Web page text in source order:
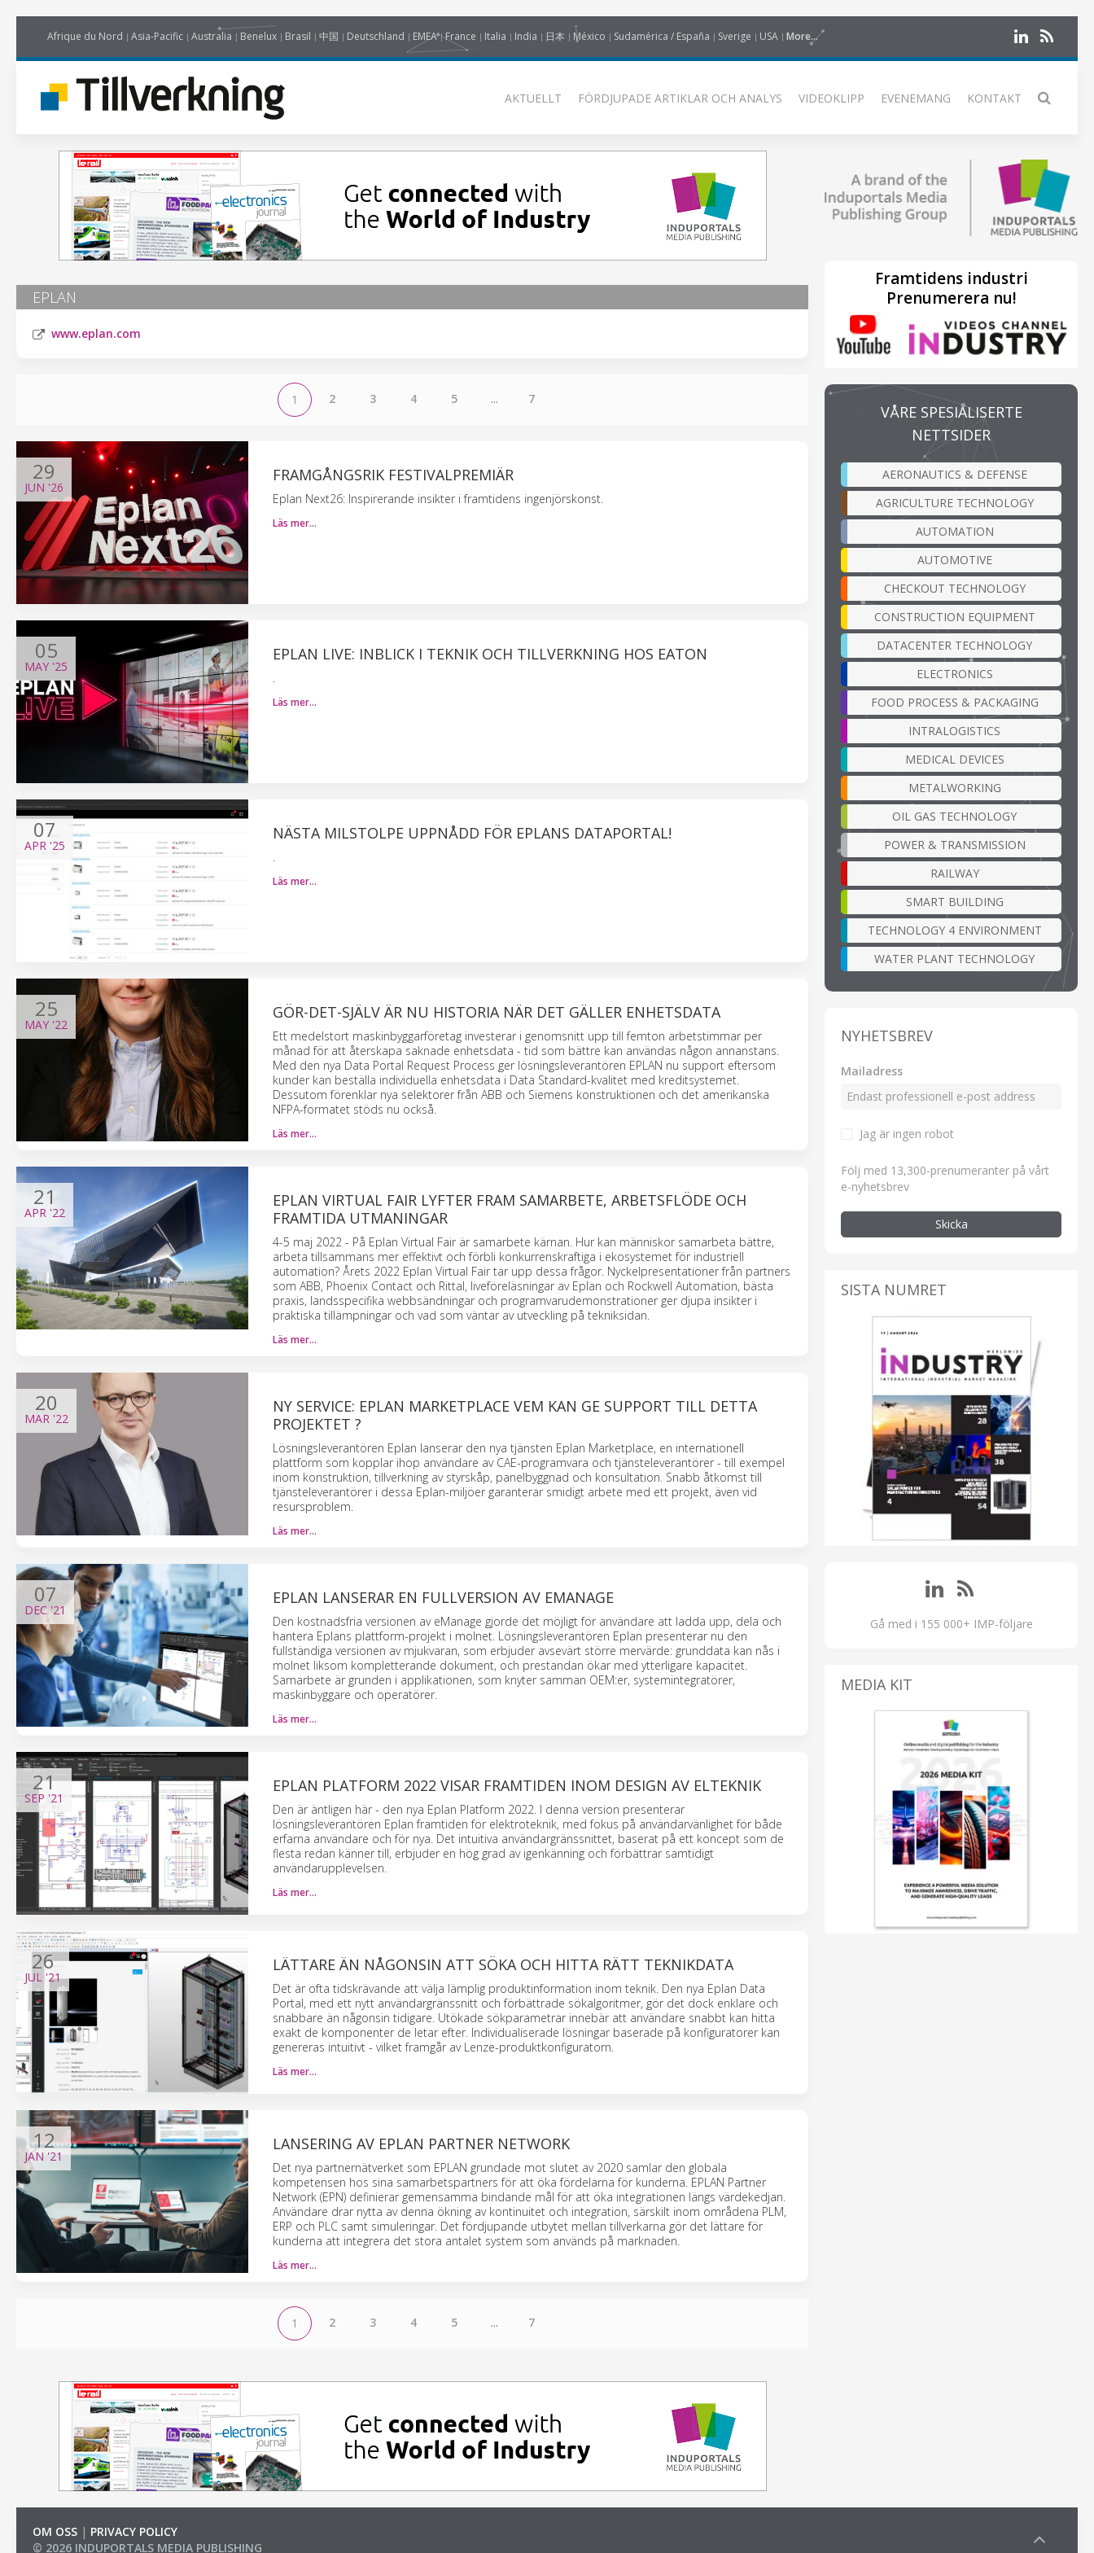
Afrique du Nord Asia-Pacific Australia Benelux Brasil 中国 Deutschland EMEA France Italia India 日本 México Sudamérica / España Sverige USA More...
AKTUELLT FÖRDJUPADE ARTIKLAR OCH ANALYS VIDEOKLIPP EVENEMANG KONTAKT
EPLAN
www.eplan.com
1 2 3 4 5 ... 7
29
JUN '26
FRAMGÅNGSRIK FESTIVALPREMIÄR
Eplan Next26: Inspirerande insikter i framtidens ingenjörskonst.
Läs mer…
05
MAY '25
EPLAN LIVE: INBLICK I TEKNIK OCH TILLVERKNING HOS EATON
.
Läs mer…
07
APR '25
NÄSTA MILSTOLPE UPPNÅDD FÖR EPLANS DATAPORTAL!
.
Läs mer…
25
MAY '22
GÖR-DET-SJÄLV ÄR NU HISTORIA NÄR DET GÄLLER ENHETSDATA
Ett medelstort maskinbyggarföretag investerar i genomsnitt upp till femton arbetstimmar per
månad för att återskapa saknade enhetsdata - tid som bättre kan användas någon annanstans.
Med den nya Data Portal Request Process ger lösningsleverantören EPLAN nu support eftersom
kunder kan beställa individuella enhetsdata i Data Standard-kvalitet med kreditsystemet.
Dessutom förenklar nya selektorer från ABB och Siemens konstruktionen och det amerikanska
NFPA-formatet stöds nu också.
Läs mer…
21
APR '22
EPLAN VIRTUAL FAIR LYFTER FRAM SAMARBETE, ARBETSFLÖDE OCH
FRAMTIDA UTMANINGAR
4-5 maj 2022 - På Eplan Virtual Fair är samarbete kärnan. Hur kan människor samarbeta bättre,
arbeta tillsammans mer effektivt och förbli konkurrenskraftiga i ekosystemet för industriell
automation? Årets 2022 Eplan Virtual Fair tar upp dessa frågor. Nyckelpresentationer från partners
som ABB, Phoenix Contact och Rittal, liveföreläsningar av Eplan och Rockwell Automation, bästa
praxis, landsspecifika webbsändningar och programvarudemonstrationer ger djupa insikter i
praktiska tillämpningar och vad som väntar av utveckling på tekniksidan.
Läs mer…
20
MAR '22
NY SERVICE: EPLAN MARKETPLACE VEM KAN GE SUPPORT TILL DETTA
PROJEKTET ?
Lösningsleverantören Eplan lanserar den nya tjänsten Eplan Marketplace, en internationell
plattform som kopplar ihop användare av CAE-programvara och tjänsteleverantörer - till exempel
inom konstruktion, tillverkning av styrskåp, panelbyggnad och konsultation. Snabb åtkomst till
tjänsteleverantörer i dessa Eplan-miljöer garanterar smidigt arbete med ett projekt, även vid
resursproblem.
Läs mer…
07
DEC'21
EPLAN LANSERAR EN FULLVERSION AV EMANAGE
Den kostnadsfria versionen av eManage gjorde det möjligt för användare att ladda upp, dela och
hantera Eplans plattform-projekt i molnet. Lösningsleverantören Eplan presenterar nu den
fullständiga versionen av mjukvaran, som erbjuder avsevärt större mervärde: grunddata kan nås i
molnet liksom kompletterande dokument, och prestandan ökar med ytterligare kapacitet.
Samarbete är grunden i applikationen, som knyter samman OEM:er, systemintegratörer,
maskinbyggare och operatörer.
Läs mer…
21
SEP '21
EPLAN PLATFORM 2022 VISAR FRAMTIDEN INOM DESIGN AV ELTEKNIK
Den är äntligen här - den nya Eplan Platform 2022. I denna version presenterar
lösningsleverantören Eplan framtiden för elektroteknik, med fokus på användarvänlighet för både
erfarna användare och för nya. Det intuitiva användargränssnittet, baserat på ett koncept som de
flesta redan känner till, erbjuder en hög grad av igenkänning och förbättrar samtidigt
användarupplevelsen.
Läs mer…
26
JUL '21
LÄTTARE ÄN NÅGONSIN ATT SÖKA OCH HITTA RÄTT TEKNIKDATA
Det är ofta tidskrävande att välja lämplig produktinformation inom teknik. Den nya Eplan Data
Portal, med ett nytt användargränssnitt och förbättrade sökalgoritmer, gör det dock enklare och
snabbare än någonsin tidigare. Utökade sökparametrar innebär att användare snabbt kan hitta
exakt de komponenter de letar efter. Individualiserade lösningar baserade på konfiguratorer kan
genereras intuitivt - vilket framgår av Lenze-produktkonfiguratorn.
Läs mer…
12
JAN '21
LANSERING AV EPLAN PARTNER NETWORK
Det nya partnernätverket som EPLAN grundade mot slutet av 2020 samlar den globala
kompetensen hos sina samarbetspartners för att öka fördelarna för kunderna. EPLAN Partner
Network (EPN) definierar gemensamma bindande mål för att öka integrationen längs värdekedjan.
Användare drar nytta av denna ökning av kontinuitet och integration, särskilt inom områdena PLM,
ERP och PLC samt simuleringar. Det fördjupande utbytet mellan tillverkarna gör det lättare för
kunderna att integrera det stora antalet system som används på marknaden.
Läs mer…
1 2 3 4 5 ... 7
Framtidens industri
Prenumerera nu!
VÅRE SPESIALISERTE
NETTSIDER
AERONAUTICS & DEFENSE
AGRICULTURE TECHNOLOGY
AUTOMATION
AUTOMOTIVE
CHECKOUT TECHNOLOGY
CONSTRUCTION EQUIPMENT
DATACENTER TECHNOLOGY
ELECTRONICS
FOOD PROCESS & PACKAGING
INTRALOGISTICS
MEDICAL DEVICES
METALWORKING
OIL GAS TECHNOLOGY
POWER & TRANSMISSION
RAILWAY
SMART BUILDING
TECHNOLOGY 4 ENVIRONMENT
WATER PLANT TECHNOLOGY
NYHETSBREV
Mailadress
Jag är ingen robot
Följ med 13,300-prenumeranter på vårt
e-nyhetsbrev
Skicka
SISTA NUMRET
Gå med i 155 000+ IMP-följare
MEDIA KIT
OM OSS | PRIVACY POLICY
© 2026 INDUPORTALS MEDIA PUBLISHING